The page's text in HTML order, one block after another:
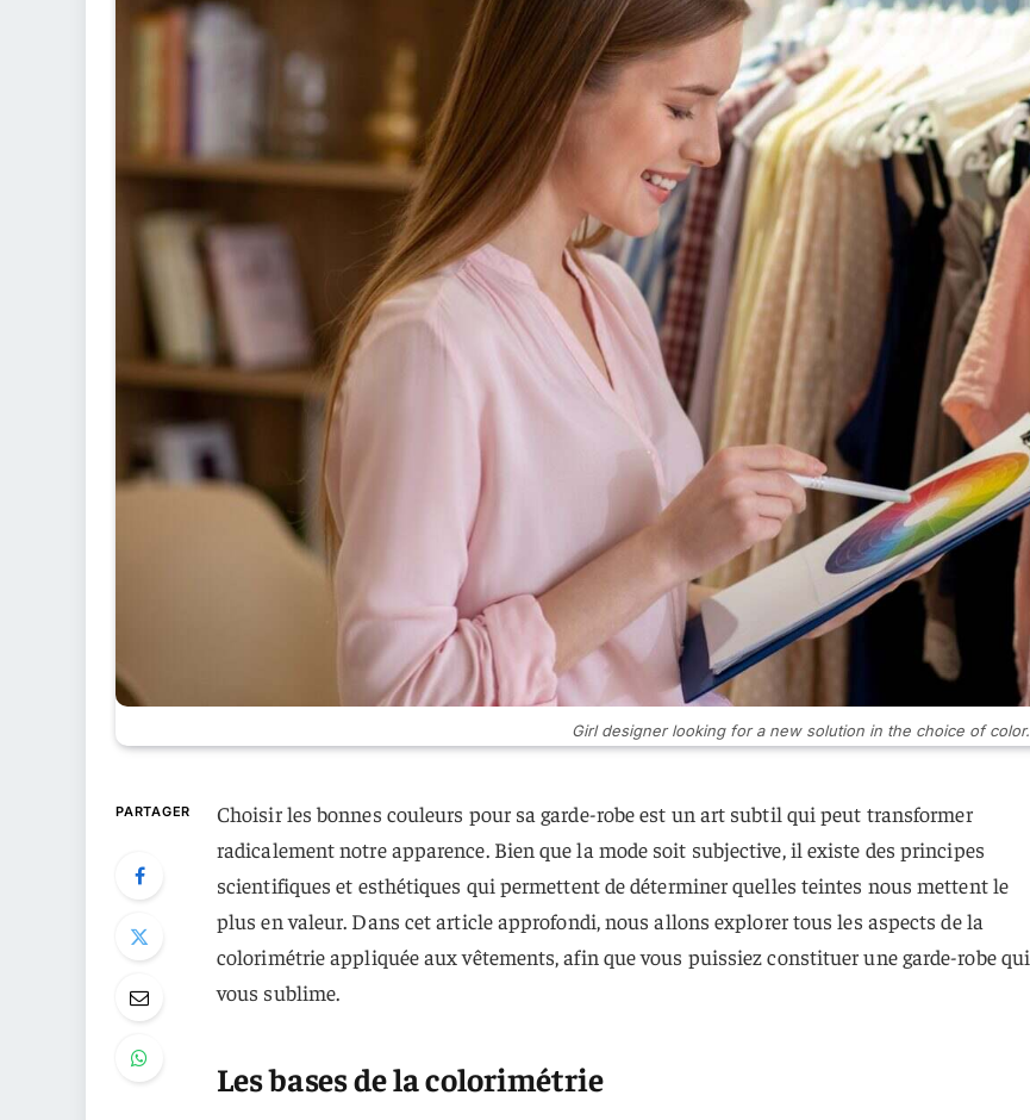
Girl designer looking for a new solution in the choice of color.
PARTAGER
Choisir les bonnes couleurs pour sa garde-robe est un art subtil qui peut transformer
radicalement notre apparence. Bien que la mode soit subjective, il existe des principes
scientifiques et esthétiques qui permettent de déterminer quelles teintes nous mettent le
plus en valeur. Dans cet article approfondi, nous allons explorer tous les aspects de la
colorimétrie appliquée aux vêtements, afin que vous puissiez constituer une garde-robe qui
vous sublime.
Les bases de la colorimétrie